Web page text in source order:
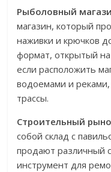
Рыболовный
магазин, который
наживки и крючков
формат, открытый на
если расположить
водоемами и
трассы.
Строительный
собой склад с
продают различный
инструмент для